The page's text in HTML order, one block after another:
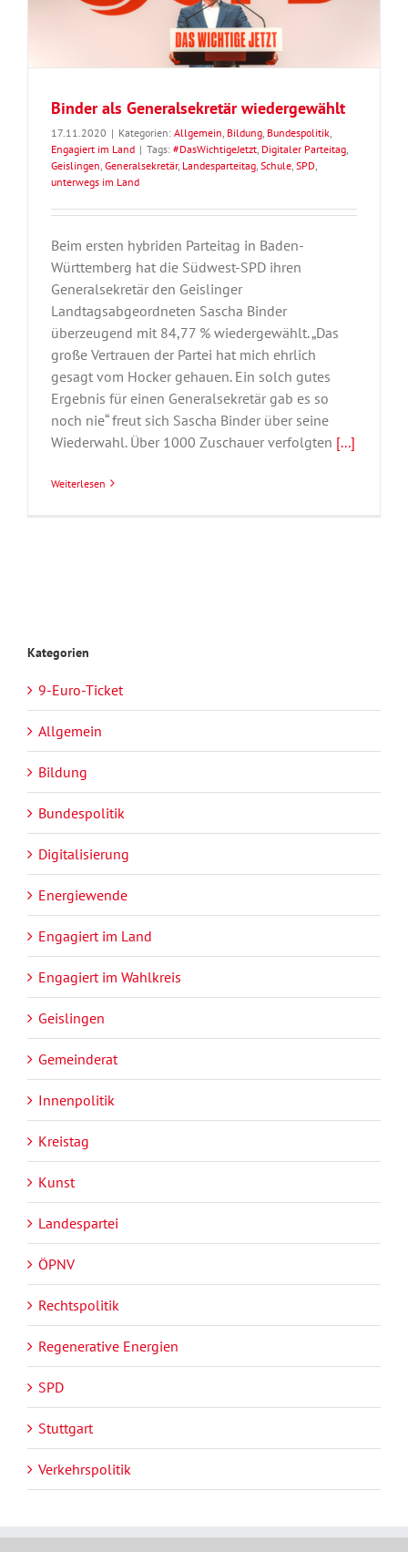
Binder als Generalsekretär wiedergewählt
17.11.2020 | Kategorien: Allgemein Bildung Bundespolitik
Engagiert im Land | Tags: #DasWichtigeJetzt Digitaler Parteitag
Geislingen Generalsekretär, Landesparteitag Schule SPD
unterwegs im Land
Beim ersten hybriden Parteitag in Baden-
Württemberg hat die Südwest-SPD ihren
Generalsekretär den Geislinger
Landtagsabgeordneten Sascha Binder
überzeugend mit 84,77 % wiedergewählt. „Das
große Vertrauen der Partei hat mich ehrlich
gesagt vom Hocker gehauen. Ein solch gutes
Ergebnis für einen Generalsekretär gab es so
noch nie“ freut sich Sascha Binder über seine
Wiederwahl. Über 1000 Zuschauer verfolgten [...]
Weiterlesen
Kategorien
9-Euro-Ticket
Allgemein
Bildung
Bundespolitik
Digitalisierung
Energiewende
Engagiert im Land
Engagiert im Wahlkreis
Geislingen
Gemeinderat
Innenpolitik
Kreistag
Kunst
Landespartei
ÖPNV
Rechtspolitik
Regenerative Energien
SPD
Stuttgart
Verkehrspolitik